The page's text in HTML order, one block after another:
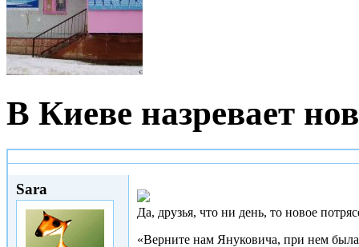
В Киеве назревает
Sara
Да, друзья, что ни день, то новое
«Верните нам Януковича, при нем